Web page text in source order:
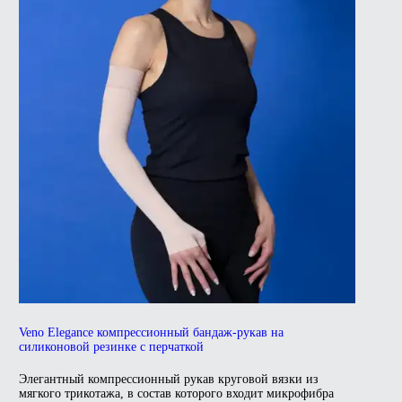
Veno Elegance компрессионный бандаж-рукав на
силиконовой резинке с перчаткой
Элегантный компрессионный рукав круговой вязки из
мягкого трикотажа, в состав которого входит микрофибра